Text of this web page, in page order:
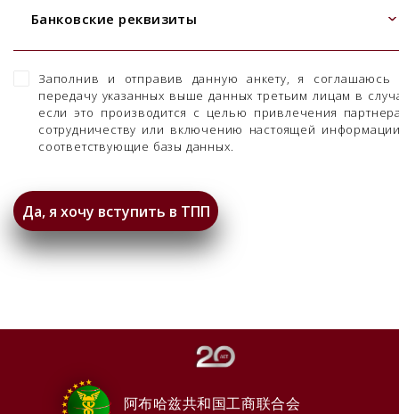
Банковские реквизиты
Заполнив и отправив данную анкету, я соглашаюсь
передачу указанных выше данных третьим лицам в
если это производится с целью привлечения
сотрудничеству или включению настоящей
соответствующие базы данных.
阿布哈兹共和国工商联合会